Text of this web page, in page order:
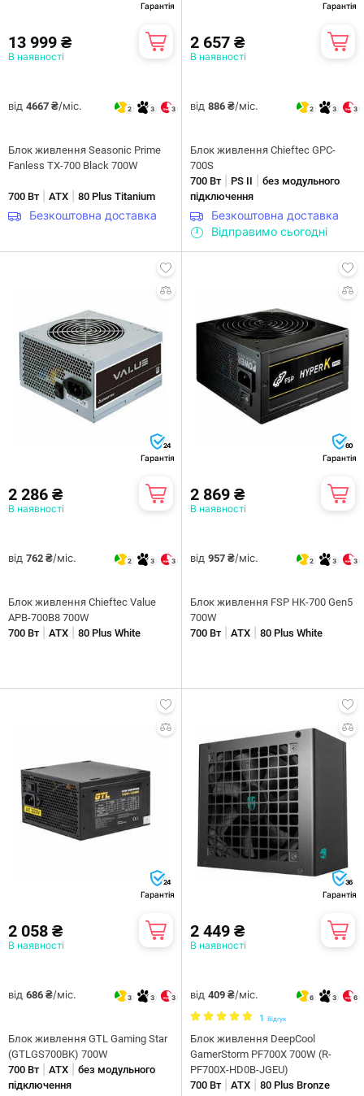
Гарантія
13 999 ₴
В наявності
від 4667 ₴/міс. 2 3 3
Блок живлення Seasonic Prime
Fanless TX-700 Black 700W
700 Вт| ATX 80 Plus Titanium
Безкоштовна доставка
Гарантія
2 657 ₴
В наявності
від 886 ₴/міс. 2 3 3
Блок живлення Chieftec GPC-
700S
700 Вт| PS II
без модульного
підключення
Безкоштовна доставка
Відправимо сьогодні
24
Гарантія
2 286 ₴
В наявності
від 762 ₴/міс. 2 3 3
Блок живлення Chiefteс Value
APB-700B8 700W
700 Вт| ATX 80 Plus White
60
Гарантія
2 869 ₴
В наявності
від 957 ₴/міс. 2 3 3
Блок живлення FSP HK-700 Gen5
700W
700 Вт| ATX 80 Plus White
24
Гарантія
2 058 ₴
В наявності
від 686 ₴/міс. 3 3 3
Блок живлення GTL Gaming Star
(GTLGS700BK) 700W
700 Вт| ATX
без модульного
підключення
36
Гарантія
2 449 ₴
В наявності
від 409 ₴/міс. 6 3 6
1 Відгук
Блок живлення DeepCool
GamerStorm PF700X 700W (R-
PF700X-HD0B-JGEU)
700 Вт| ATX 80 Plus Bronze